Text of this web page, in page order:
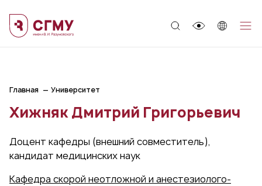
Главная Университет
Хижняк Дмитрий Григорьевич
Доцент кафедры (внешний совместитель),
кандидат медицинских наук
Кафедра скорой неотложной и анестезиолого-